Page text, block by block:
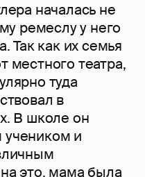
началась не
ремеслу у него
Так как их семья
местного театра,
туда
в
В школе он
и
это, мама была